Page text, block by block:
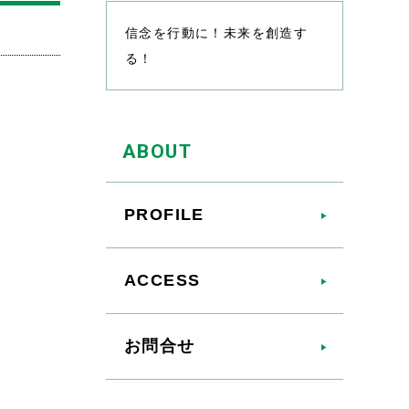
信念を行動に！未来を創造す
る！
ABOUT
PROFILE
ACCESS
お問合せ